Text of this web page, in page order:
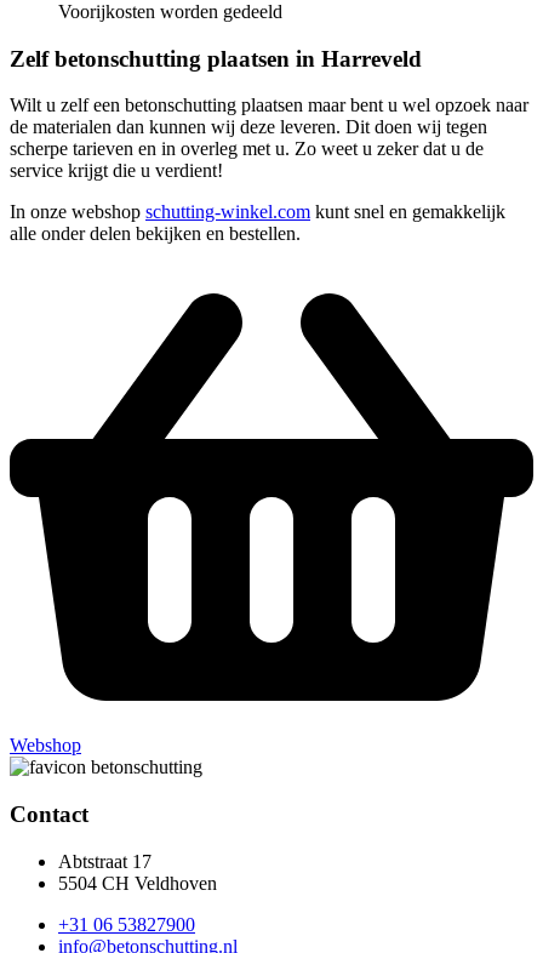
Voorijkosten worden gedeeld
Zelf betonschutting plaatsen in Harreveld
Wilt u zelf een betonschutting plaatsen maar bent u wel opzoek naar
de materialen dan kunnen wij deze leveren. Dit doen wij tegen
scherpe tarieven en in overleg met u. Zo weet u zeker dat u de
service krijgt die u verdient!
In onze webshop schutting-winkel.com kunt snel en gemakkelijk
alle onder delen bekijken en bestellen.
Webshop
Contact
Abtstraat 17
5504 CH Veldhoven
+31 06 53827900
info@betonschutting.nl